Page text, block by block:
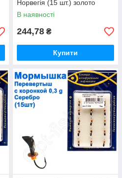
Норвегія (15 шт.) золото
В наявності
244,78 ₴
Купити